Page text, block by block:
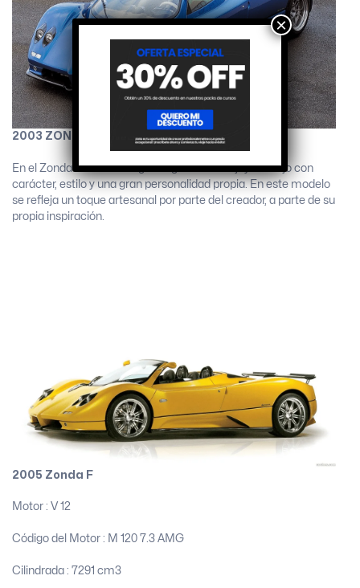
2003 ZONDA ROADSTER
En el Zonda Roadster Pagani logra una rara joya de lujo con
carácter, estilo y una gran personalidad propia. En este modelo
se refleja un toque artesanal por parte del creador, a parte de su
propia inspiración.
2005 Zonda F
Motor : V 12
Código del Motor : M 120 7.3 AMG
Cilindrada : 7291 cm3
×